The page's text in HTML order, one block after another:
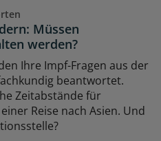
Müssen
werden?
Ihre Impf-Fragen aus der
beantwortet.
Zeitabstände für
Reise nach Asien. Und